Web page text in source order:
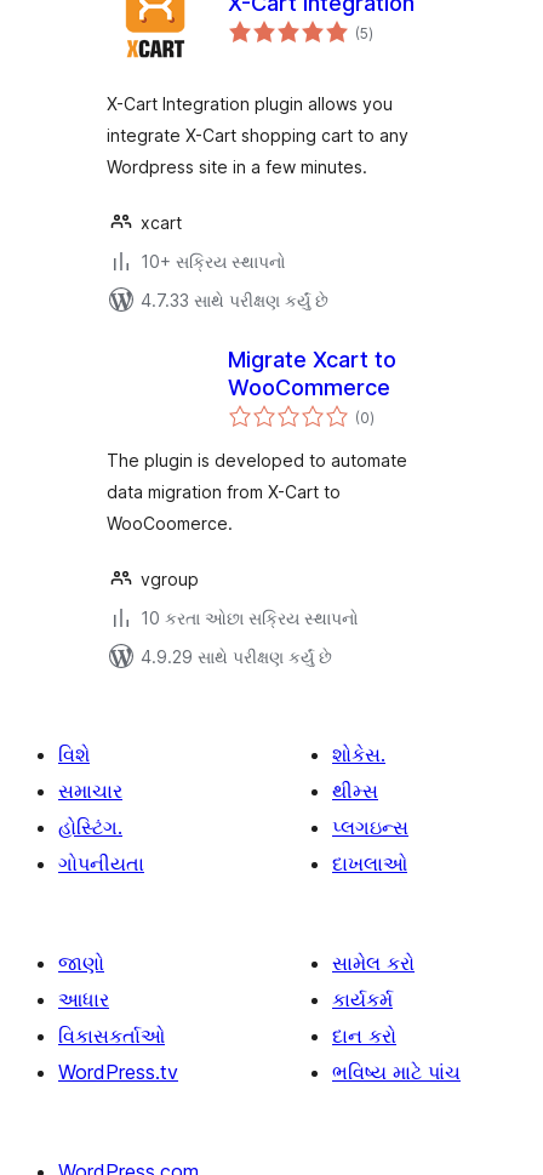
(5કુલ
રેટિંગ્સ
)
X-Cart Integration plugin allows you
integrate X-Cart shopping cart to any
Wordpress site in a few minutes.
xcart
10+ સક્રિય સ્થાપનો
4.7.33 સાથે પરીક્ષણ કર્યું છે
Migrate Xcart to
WooCommerce
(0કુલ
રેટિંગ્સ
)
The plugin is developed to automate
data migration from X-Cart to
WooCoomerce.
vgroup
10 કરતા ઓછા સક્રિય સ્થાપનો
4.9.29 સાથે પરીક્ષણ કર્યું છે
વિશે
સમાચાર
હોસ્ટિંગ.
ગોપનીયતા
શોકેસ.
થીમ્સ
પ્લગઇન્સ
દાખલાઓ
જાણો
આધાર
વિકાસકર્તાઓ
WordPress.tv
સામેલ કરો
કાર્યકર્મ
દાન કરો
ભવિષ્ય માટે પાંચ